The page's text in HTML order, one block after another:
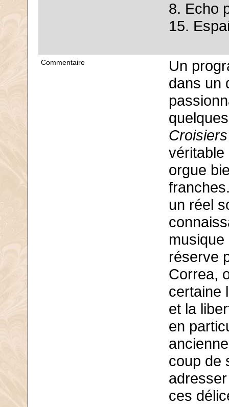
8. Echo
15.
Commentaire
Un
dans un
Croisiers
véritable
orgue
un réel
réserve
Correa,
certaine
et la
en
coup de
ces